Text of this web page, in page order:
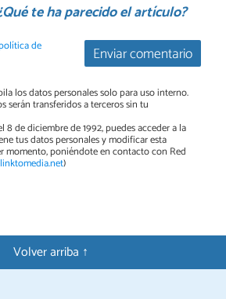
te ha parecido el artículo?
Enviar comentario
de
los datos personales solo para uso interno.
serán transferidos a terceros sin tu
8 de diciembre de 1992, puedes acceder a la
tus datos personales y modificar esta
momento, poniéndote en contacto con Red
)
Volver arriba ↑